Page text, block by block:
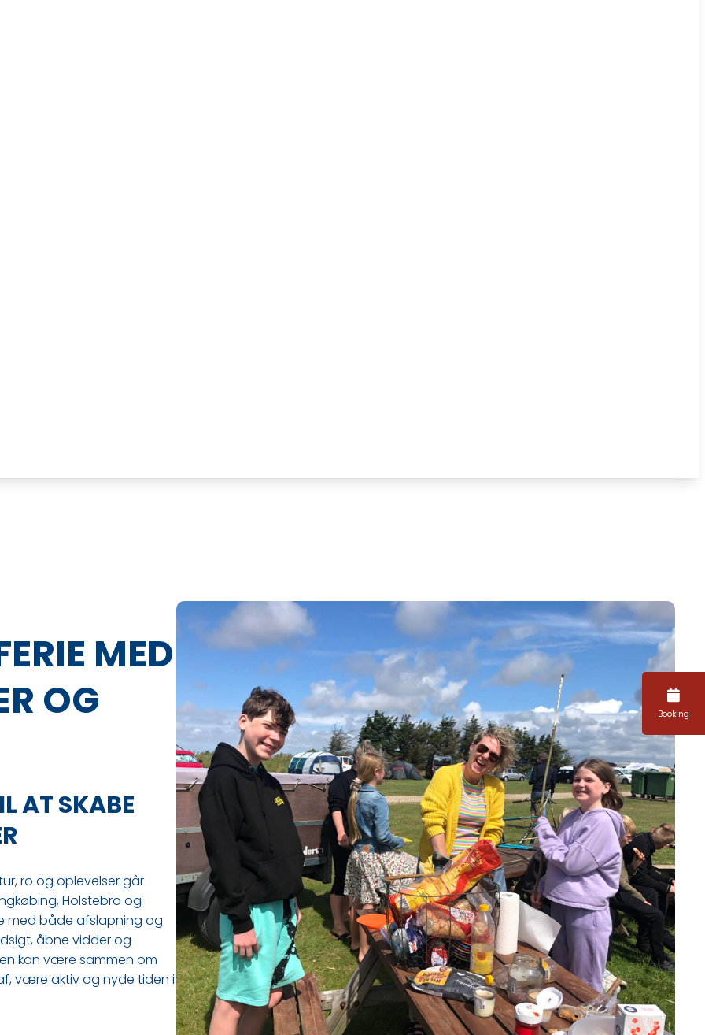
MED
OG
AT SKABE
ro og oplevelser går
Holstebro og
med både afslapning og
åbne vidder og
kan være sammen om
være aktiv og nyde tiden i
Booking